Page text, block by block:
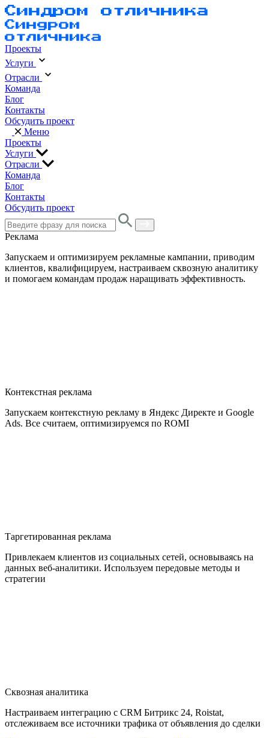
Проекты
Услуги
Отрасли
Команда
Блог
Контакты
Обсудить проект
Меню
Проекты
Услуги
Отрасли
Команда
Блог
Контакты
Обсудить проект
Реклама
Запускаем и оптимизируем рекламные кампании, приводим
клиентов, квалифицируем, настраиваем сквозную аналитику
и помогаем командам продаж наращивать эффективность.
Контекстная реклама
Запускаем контекстную рекламу в Яндекс Директе и Google
Ads. Все считаем, оптимизируемся по ROMI
Таргетированная реклама
Привлекаем клиентов из социальных сетей, основываясь на
данных веб-аналитики. Используем передовые методы и
стратегии
Сквозная аналитика
Настраиваем интеграцию с CRM Битрикс 24, Roistat,
отслеживаем все источники трафика от объявления до сделки